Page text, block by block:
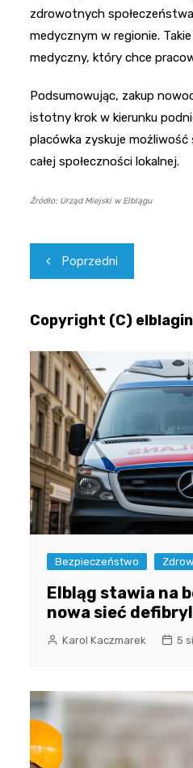
zdrowotnych
medycznym w regionie.
medyczny, który chce
Podsumowując, zakup
istotny krok w kierunku
placówka zyskuje
całej społeczności lokalnej.
Źródło: Urząd Miejski w Elblągu
Nawigacja
wpisu
Poprzedni
Copyright (C)
Bezpieczeństwo
Elbląg stawia na
nowa sieć
Karol Kaczmarek 5